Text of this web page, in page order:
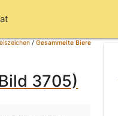
/Gesammelte Biere
3705)